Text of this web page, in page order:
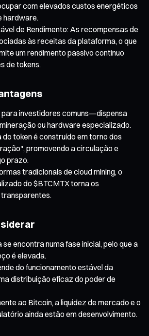
com elevados custos energéticos
hardware.
de Rendimento: As recompensas de
às receitas da plataforma, o que
um rendimento passivo contínuo
de tokens.
para investidores comuns—dispensa
ou hardware especializado.
token é construído em torno dos
promovendo a circulação e
prazo.
tradicionais de cloud mining, o
do $BTCMTX torna os
se encontra numa fase inicial, pelo que a
é elevada.
do funcionamento estável da
distribuição eficaz do poder de
ao Bitcoin, a liquidez de mercado e o
ainda estão em desenvolvimento.